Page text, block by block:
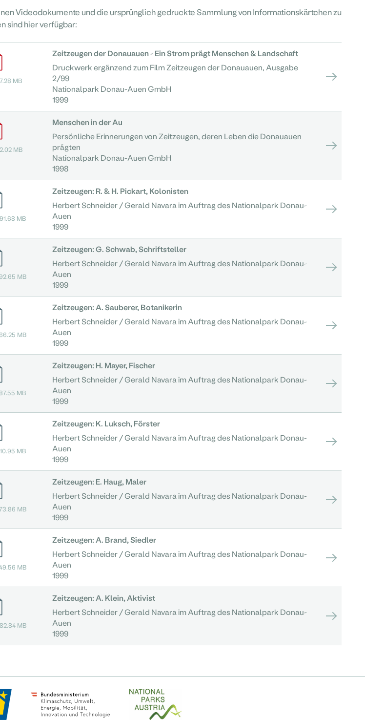
Videodokumente und die ursprünglich gedruckte Sammlung von Informationskärtchen zu
sind hier verfügbar:
MB
Zeitzeugen der Donauauen - Ein Strom prägt Menschen & Landschaft
Druckwerk ergänzend zum Film Zeitzeugen der Donauauen, Ausgabe
2/99
Nationalpark Donau-Auen GmbH
1999
MB
Menschen in der Au
Persönliche Erinnerungen von Zeitzeugen, deren Leben die Donauauen
prägten
Nationalpark Donau-Auen GmbH
1998
MB
Zeitzeugen: R. & H. Pickart, Kolonisten
Herbert Schneider / Gerald Navara im Auftrag des Nationalpark Donau-
Auen
1999
MB
Zeitzeugen: G. Schwab, Schriftsteller
Herbert Schneider / Gerald Navara im Auftrag des Nationalpark Donau-
Auen
1999
MB
Zeitzeugen: A. Sauberer, Botanikerin
Herbert Schneider / Gerald Navara im Auftrag des Nationalpark Donau-
Auen
1999
MB
Zeitzeugen: H. Mayer, Fischer
Herbert Schneider / Gerald Navara im Auftrag des Nationalpark Donau-
Auen
1999
MB
Zeitzeugen: K. Luksch, Förster
Herbert Schneider / Gerald Navara im Auftrag des Nationalpark Donau-
Auen
1999
MB
Zeitzeugen: E. Haug, Maler
Herbert Schneider / Gerald Navara im Auftrag des Nationalpark Donau-
Auen
1999
MB
Zeitzeugen: A. Brand, Siedler
Herbert Schneider / Gerald Navara im Auftrag des Nationalpark Donau-
Auen
1999
MB
Zeitzeugen: A. Klein, Aktivist
Herbert Schneider / Gerald Navara im Auftrag des Nationalpark Donau-
Auen
1999